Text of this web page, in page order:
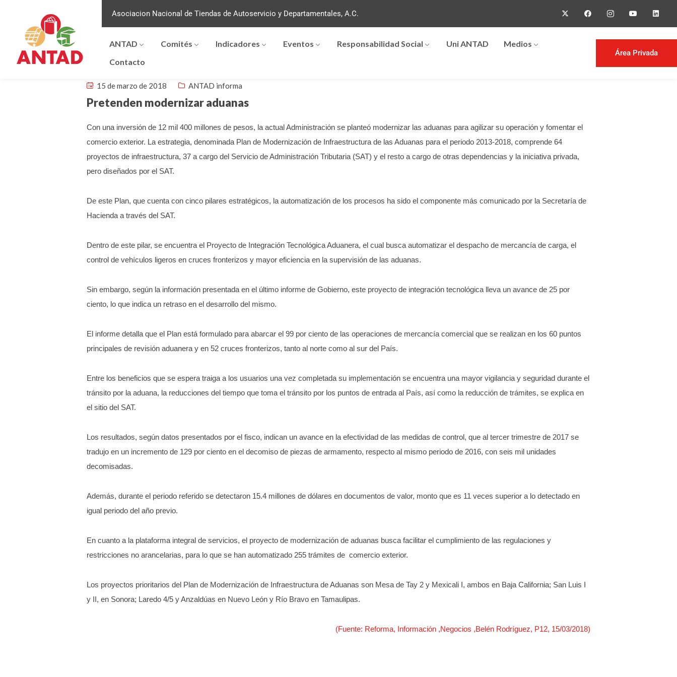
Asociacion Nacional de Tiendas de Autoservicio y Departamentales, A.C.
ANTAD Comités Indicadores Eventos Responsabilidad Social Uni ANTAD
Medios
Contacto
Área Privada
15 de marzo de 2018 ANTAD informa
Pretenden modernizar aduanas
Con una inversión de 12 mil 400 millones de pesos, la actual Administración se planteó modernizar las aduanas para agilizar su operación y fomentar el
comercio exterior. La estrategia, denominada Plan de Modernización de Infraestructura de las Aduanas para el periodo 2013-2018, comprende 64
proyectos de infraestructura, 37 a cargo del Servicio de Administración Tributaria (SAT) y el resto a cargo de otras dependencias y la iniciativa privada,
pero diseñados por el SAT.
De este Plan, que cuenta con cinco pilares estratégicos, la automatización de los procesos ha sido el componente más comunicado por la Secretaría de
Hacienda a través del SAT.
Dentro de este pilar, se encuentra el Proyecto de Integración Tecnológica Aduanera, el cual busca automatizar el despacho de mercancía de carga, el
control de vehículos ligeros en cruces fronterizos y mayor eficiencia en la supervisión de las aduanas.
Sin embargo, según la información presentada en el último informe de Gobierno, este proyecto de integración tecnológica lleva un avance de 25 por
ciento, lo que indica un retraso en el desarrollo del mismo.
El informe detalla que el Plan está formulado para abarcar el 99 por ciento de las operaciones de mercancía comercial que se realizan en los 60 puntos
principales de revisión aduanera y en 52 cruces fronterizos, tanto al norte como al sur del País.
Entre los beneficios que se espera traiga a los usuarios una vez completada su implementación se encuentra una mayor vigilancia y seguridad durante el
tránsito por la aduana, la reducciones del tiempo que toma el tránsito por los puntos de entrada al País, así como la reducción de trámites, se explica en
el sitio del SAT.
Los resultados, según datos presentados por el fisco, indican un avance en la efectividad de las medidas de control, que al tercer trimestre de 2017 se
tradujo en un incremento de 129 por ciento en el decomiso de piezas de armamento, respecto al mismo periodo de 2016, con seis mil unidades
decomisadas.
Además, durante el periodo referido se detectaron 15.4 millones de dólares en documentos de valor, monto que es 11 veces superior a lo detectado en
igual periodo del año previo.
En cuanto a la plataforma integral de servicios, el proyecto de modernización de aduanas busca facilitar el cumplimiento de las regulaciones y
restricciones no arancelarias, para lo que se han automatizado 255 trámites de comercio exterior.
Los proyectos prioritarios del Plan de Modernización de Infraestructura de Aduanas son Mesa de Tay 2 y Mexicali I, ambos en Baja California; San Luis I
y II, en Sonora; Laredo 4/5 y Anzaldúas en Nuevo León y Río Bravo en Tamaulipas.
(Fuente: Reforma, Información ,Negocios ,Belén Rodríguez, P12, 15/03/2018)